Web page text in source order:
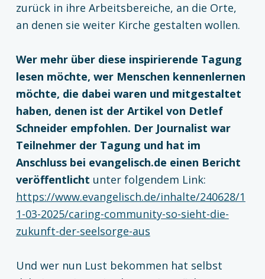
zurück in ihre Arbeitsbereiche, an die Orte,
an denen sie weiter Kirche gestalten wollen.
Wer mehr über diese inspirierende Tagung
lesen möchte, wer Menschen kennenlernen
möchte, die dabei waren und mitgestaltet
haben, denen ist der Artikel von Detlef
Schneider empfohlen. Der Journalist war
Teilnehmer der Tagung und hat im
Anschluss bei evangelisch.de einen Bericht
veröffentlicht unter folgendem Link:
https://www.evangelisch.de/inhalte/240628/1
1-03-2025/caring-community-so-sieht-die-
zukunft-der-seelsorge-aus
Und wer nun Lust bekommen hat selbst